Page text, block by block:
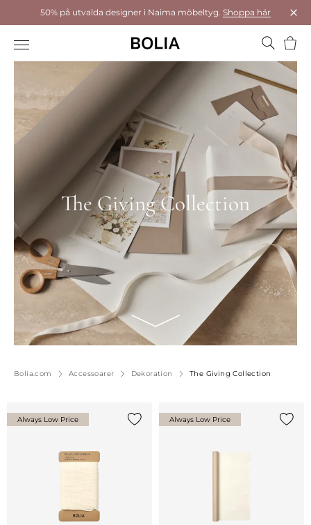
50% på utvalda designer i Naima möbeltyg. Shoppa här
The Giving Collection
Bolia.com Accessoarer Dekoration The Giving Collection
Always Low Price Always Low Price